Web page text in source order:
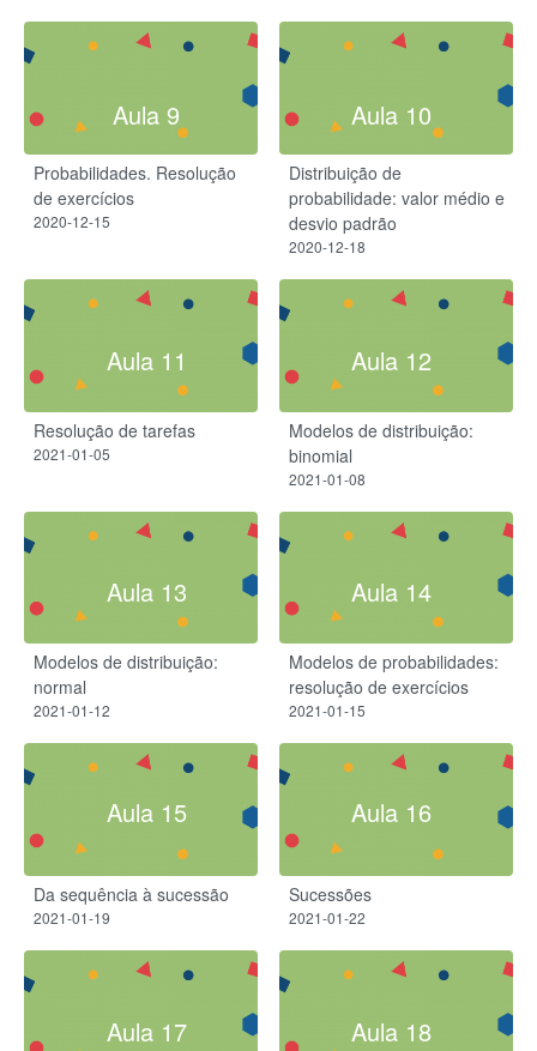
Aula 9
Probabilidades. Resolução
de exercícios
2020-12-15
Aula 10
Distribuição de
probabilidade: valor médio e
desvio padrão
2020-12-18
Aula 11
Resolução de tarefas
2021-01-05
Aula 12
Modelos de distribuição:
binomial
2021-01-08
Aula 13
Modelos de distribuição:
normal
2021-01-12
Aula 14
Modelos de probabilidades:
resolução de exercícios
2021-01-15
Aula 15
Da sequência à sucessão
2021-01-19
Aula 16
Sucessões
2021-01-22
Aula 17 Aula 18